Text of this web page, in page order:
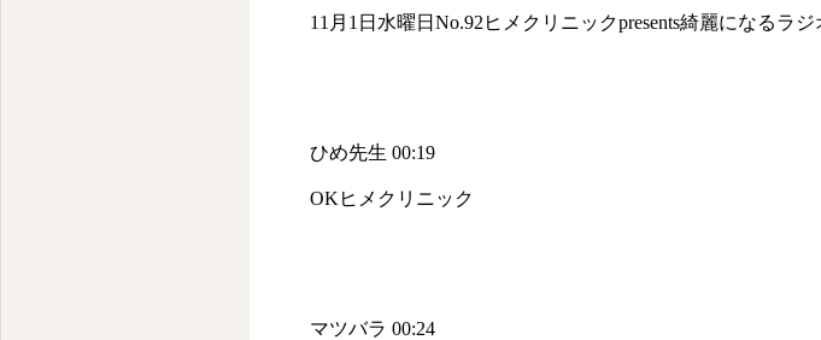
11月1日水曜日No.92ヒメクリニックpresents綺麗になるラジ
ひめ先生 00:19
OKヒメクリニック
マツバラ 00:24